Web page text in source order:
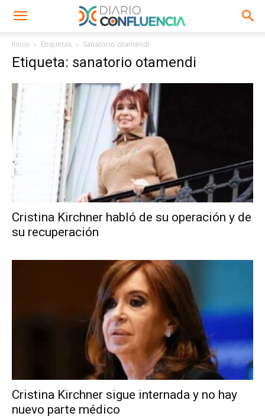
Inicio Etiquetas Sanatorio otamendi
Etiqueta: sanatorio otamendi
Cristina Kirchner habló de su operación y de
su recuperación
Cristina Kirchner sigue internada y no hay
nuevo parte médico